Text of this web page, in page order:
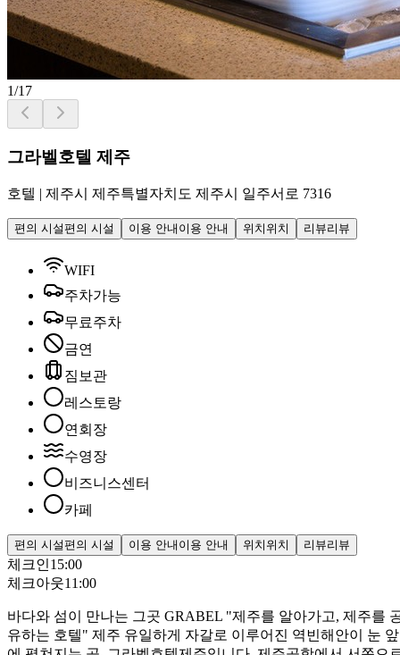
1/17
그라벨호텔 제주
호텔 | 제주시 제주특별자치도 제주시 일주서로 7316
편의 시설 편의 시설 이용 안내 이용 안내 위치 위치 리뷰리뷰
WIFI
주차가능
무료주차
금연
짐보관
레스토랑
연회장
수영장
비즈니스센터
카페
편의 시설 편의 시설 이용 안내 이용 안내 위치 위치 리뷰리뷰
체크인15:00
체크아웃11:00
바다와 섬이 만나는 그곳 GRABEL "제주를 알아가고, 제주를
유하는 호텔" 제주 유일하게 자갈로 이루어진 역빈해안이 눈 앞